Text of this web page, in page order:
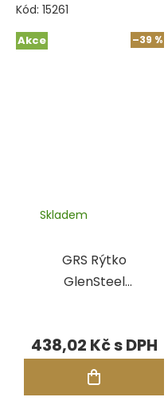
Kód: 15261
Akce –39 %
GRS Rýtko
GlenSteel
Skladem
438,02 Kč